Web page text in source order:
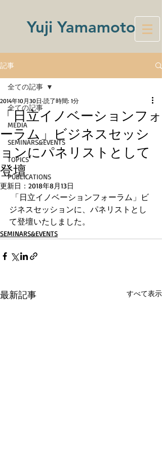
Yuji Yamamoto
記事
全ての記事
MEDIA
SEMINARS&EVENTS
TOPICS
PUBLICATIONS
全ての記事
「日立イノベーションフォ
ーラム」ビジネスセッシ
ョンにパネリストとして
登壇
2014年10月30日 読了時間: 1分
更新日： 2018年8月13日
ジネスセッションに、パネリストとし
て登壇いたしました。
SEMINARS&EVENTS
最新記事 すべて表示